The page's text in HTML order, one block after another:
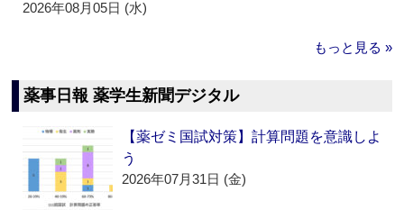
2026年08月05日 (水)
もっと見る »
薬事日報 薬学生新聞デジタル
【薬ゼミ国試対策】計算問題を意識しよ
う
2026年07月31日 (金)